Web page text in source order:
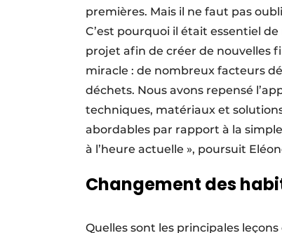
premières. Mais il ne faut pas
C’est pourquoi il était essentiel
projet afin de créer de nouvelles
miracle : de nombreux facteurs
déchets. Nous avons repensé
techniques, matériaux et
abordables par rapport à la
à l’heure actuelle », poursuit
Changement des
Quelles sont les principales